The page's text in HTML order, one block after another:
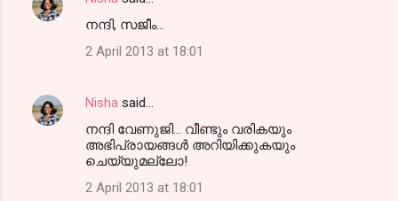
നന്ദി, സജീം...
2 April 2013 at 18:01
Nisha said…
നന്ദി വേണുജി... വീണ്ടും വരികയും
അഭിപ്രായങ്ങള്‍ അറിയിക്കുകയും
ചെയ്യുമല്ലോ!
2 April 2013 at 18:01